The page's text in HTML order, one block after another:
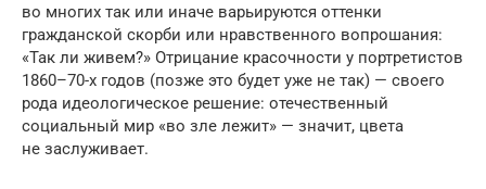
во многих так или иначе варьируются оттенки
гражданской скорби или нравственного вопрошания:
«Так ли живем?» Отрицание красочности у портретистов
1860­–70-х годов (позже это будет уже не так) — своего
рода идеологическое решение: отече­ственный
социальный мир «во зле лежит» — значит, цвета
не заслуживает.